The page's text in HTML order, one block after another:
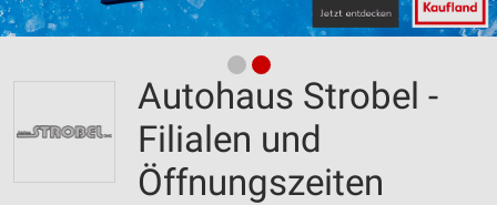
Autohaus Strobel -
Filialen und
Öffnungszeiten